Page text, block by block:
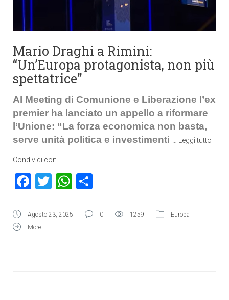
Mario Draghi a Rimini:
“Un’Europa protagonista, non più
spettatrice”
Al Meeting di Comunione e Liberazione l’ex
premier ha lanciato un appello a riformare
l’Unione: “La forza economica non basta,
serve unità politica e investimenti
Leggi tutto
Condividi con
Facebook
TwitterWhatsApp
Agosto 23, 2025 0 1259
Europa
More